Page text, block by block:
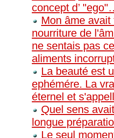
concept d’
Mon âme
nourriture de
ne sentais pas
aliments
La beauté est
ephémére. La
éternel et
Quel sens
longue
Le seul